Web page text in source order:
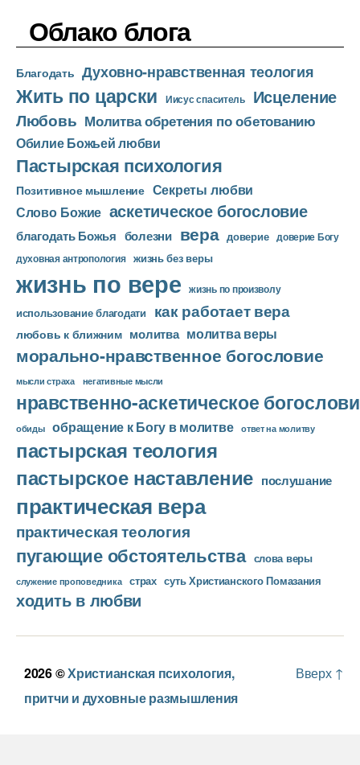
о
п
л
е
е
р
Облако блога
Благодать Духовно-нравственная теология
Жить по царски Иисус спаситель Исцеление
Любовь Молитва обретения по обетованию
Обилие Божьей любви
Пастырская психология
Позитивное мышление Секреты любви
Слово Божие аскетическое богословие
благодать Божья болезни вера доверие доверие Богу
духовная антропология жизнь без веры
жизнь по вере жизнь по произволу
использование благодати как работает вера
любовь к ближним молитва молитва веры
морально-нравственное богословие
мысли страха негативные мысли
нравственно-аскетическое
обиды обращение к Богу в молитве ответ на молитву
пастырская теология
пастырское наставление послушание
практическая вера
практическая теология
пугающие обстоятельства слова веры
служение проповедника страх суть Христианского Помазания
ходить в любви
2026 ©Христианская психология,
притчи и духовные размышления
Вверх ↑